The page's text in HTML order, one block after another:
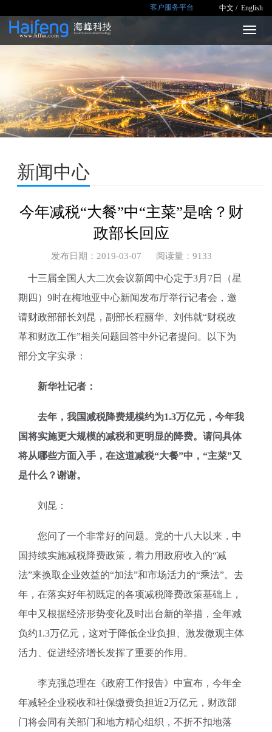
中文 / English
客户服务平台
Toggle
新闻中心
今年减税“大餐”中“主菜”是啥？财
政部长回应
发布日期：2019-03-07 阅读量：9133
十三届全国人大二次会议新闻中心定于3月7日（星
期四）9时在梅地亚中心新闻发布厅举行记者会，邀
请财政部部长刘昆，副部长程丽华、刘伟就“财税改
革和财政工作”相关问题回答中外记者提问。以下为
部分文字实录：
新华社记者：
去年，我国减税降费规模约为1.3万亿元，今年我
国将实施更大规模的减税和更明显的降费。请问具体
将从哪些方面入手，在这道减税“大餐”中，“主菜”又
是什么？谢谢。
刘昆：
您问了一个非常好的问题。党的十八大以来，中
国持续实施减税降费政策，着力用政府收入的“减
法”来换取企业效益的“加法”和市场活力的“乘法”。去
年，在落实好年初既定的各项减税降费政策基础上，
年中又根据经济形势变化及时出台新的举措，全年减
负约1.3万亿元，这对于降低企业负担、激发微观主体
活力、促进经济增长发挥了重要的作用。
李克强总理在《政府工作报告》中宣布，今年全
年减轻企业税收和社保缴费负担近2万亿元，财政部
门将会同有关部门和地方精心组织，不折不扣地落